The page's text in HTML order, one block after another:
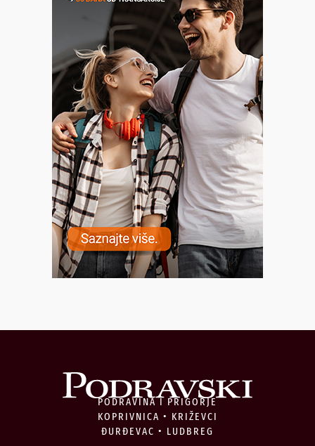
PODRAVINA I PRIGORJE
KOPRIVNICA • KRIŽEVCI
ĐURĐEVAC • LUDBREG